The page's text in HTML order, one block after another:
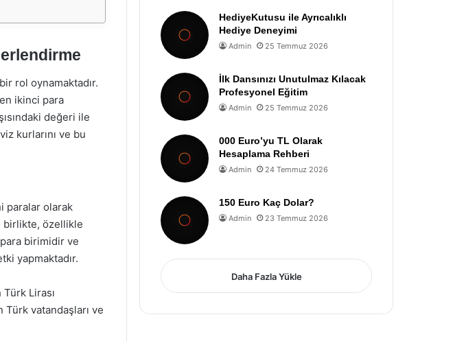
rol oynamaktadır.
ikinci para
değeri ile
kurlarını ve bu
paralar olarak
birlikte, özellikle
para birimidir ve
yapmaktadır.
Lirası
Türk vatandaşları ve
HediyeKutusu ile Ayrıcalıklı
Hediye Deneyimi
Admin 25 Temmuz 2026
İlk Dansınızı Unutulmaz Kılacak
Profesyonel Eğitim
Admin 25 Temmuz 2026
000 Euro’yu TL Olarak
Hesaplama Rehberi
Admin 24 Temmuz 2026
150 Euro Kaç Dolar?
Admin 23 Temmuz 2026
Daha Fazla Yükle